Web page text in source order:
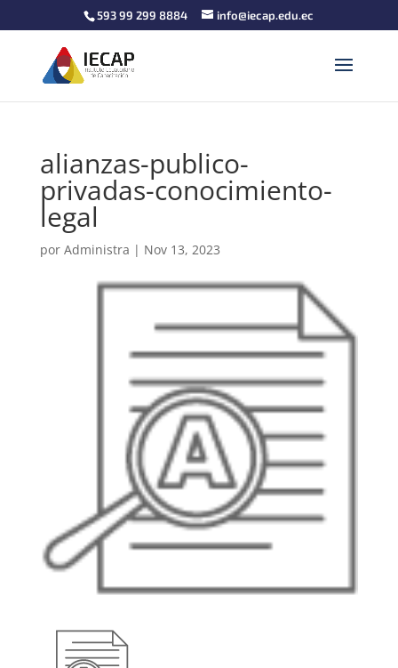
593 99 299 8884 info@iecap.edu.ec
alianzas-publico-
privadas-conocimiento-
legal
por Administra | Nov 13, 2023